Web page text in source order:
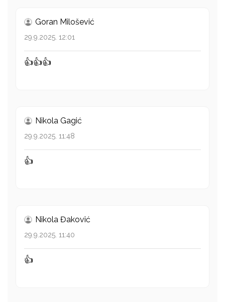
Goran Milošević
29.9.2025. 12:01
👍👍👍
Nikola Gagić
29.9.2025. 11:48
👍
Nikola Đaković
29.9.2025. 11:40
👍